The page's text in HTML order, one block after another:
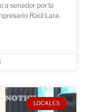
a senador por la
Raúl Lara.
LOCALES